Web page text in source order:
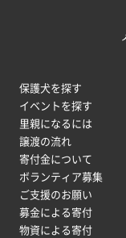
保護犬を探す
イベントを探す
里親になるには
譲渡の流れ
寄付金について
ボランティア募集
ご支援のお願い
募金による寄付
物資による寄付